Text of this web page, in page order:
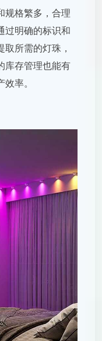
规格繁多，合理
过明确的标识和
所需的灯珠，
库存管理也能有
率。